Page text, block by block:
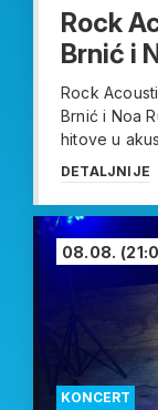
Rock
Brnić i
Rock
Brnić i Noa
hitove u
DETALJNIJE
KONCERT
08.08.